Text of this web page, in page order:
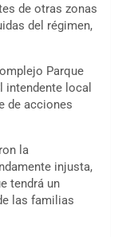
de otras zonas
del régimen,
Parque
intendente local
de acciones
la
injusta,
tendrá un
las familias